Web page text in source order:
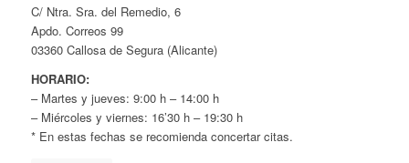
C/ Ntra. Sra. del Remedio, 6
Apdo. Correos 99
03360 Callosa de Segura (Alicante)
HORARIO:
– Martes y jueves: 9:00 h – 14:00 h
– Miércoles y viernes: 16’30 h – 19:30 h
* En estas fechas se recomienda concertar citas.